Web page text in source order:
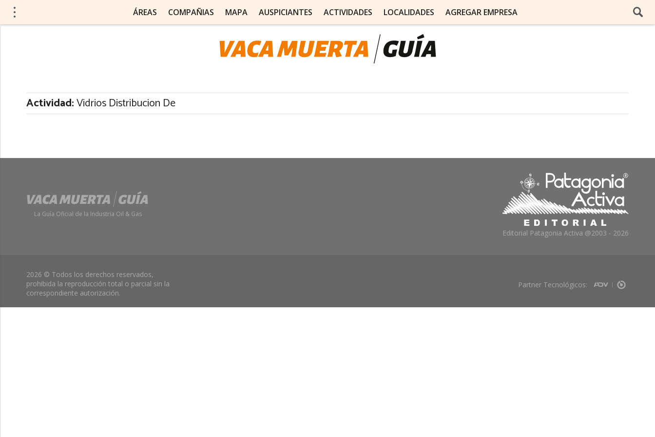
ÁREAS COMPAÑIAS MAPA AUSPICIANTES ACTIVIDADES LOCALIDADES AGREGAR EMPRESA
Actividad:Vidrios Distribucion De
La Guía Oficial de la Industria Oil & Gas
Editorial Patagonia Activa @2003 - 2026
2026 © Todos los derechos reservados,
prohibida la reproducción total o parcial sin la
correspondiente autorización.
Partner Tecnológicos: